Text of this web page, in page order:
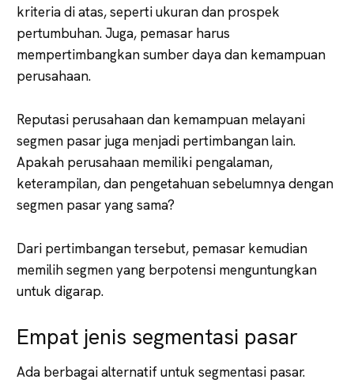
kriteria di atas, seperti ukuran dan prospek
pertumbuhan. Juga, pemasar harus
mempertimbangkan sumber daya dan kemampuan
perusahaan.
Reputasi perusahaan dan kemampuan melayani
segmen pasar juga menjadi pertimbangan lain.
Apakah perusahaan memiliki pengalaman,
keterampilan, dan pengetahuan sebelumnya dengan
segmen pasar yang sama?
Dari pertimbangan tersebut, pemasar kemudian
memilih segmen yang berpotensi menguntungkan
untuk digarap.
Empat jenis segmentasi pasar
Ada berbagai alternatif untuk segmentasi pasar.